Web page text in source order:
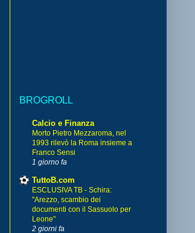
BROGROLL
Calcio e Finanza
Morto Pietro Mezzaroma, nel
1993 rilevò la Roma insieme a
Franco Sensi
1 giorno fa
TuttoB.com
ESCLUSIVA TB - Schira:
"Arezzo, scambio dei
documenti con il Sassuolo per
Leone"
2 giorni fa